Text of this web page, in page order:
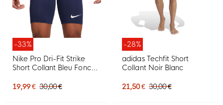
-33%
Nike Pro Dri-Fit Strike
Short Collant Bleu Foncé
19,99 € 30,00 €
-28%
adidas Techfit Short
Collant Noir Blanc
21,50 € 30,00 €